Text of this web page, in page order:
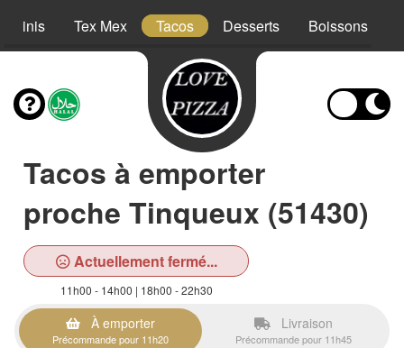
Tex Mex Tacos Desserts Boissons
Tacos à emporter
proche Tinqueux (51430)
Actuellement fermé...
11h00 - 14h00 | 18h00 - 22h30
À emporter
Précommande pour 11h20
Livraison
Précommande pour 11h45